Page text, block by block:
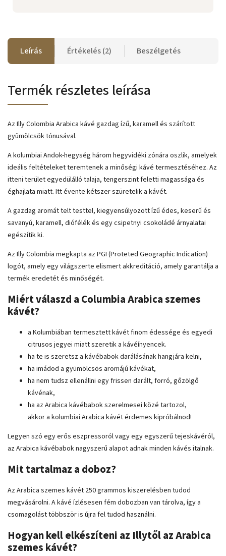
Leírás Értékelés (2) Beszélgetés
Termék részletes leírása
Az Illy Colombia Arabica kávé gazdag ízű, karamell és szárított
gyümölcsök tónusával.
A kolumbiai Andok-hegység három hegyvidéki zónára oszlik, amelyek
ideális feltételeket teremtenek a minőségi kávé termesztéséhez. Az
itteni terület egyedülálló talaja, tengerszint feletti magassága és
éghajlata miatt. Itt évente kétszer szüretelik a kávét.
A gazdag aromát telt testtel, kiegyensúlyozott ízű édes, keserű és
savanyú, karamell, diófélék és egy csipetnyi csokoládé árnyalatai
egészítik ki.
Az Illy Colombia megkapta az PGI (Proteted Geographic Indication)
logót, amely egy világszerte elismert akkreditáció, amely garantálja a
termék eredetét és minőségét.
Miért válaszd a Columbia Arabica szemes
kávét?
a Kolumbiában termesztett kávét finom édessége és egyedi
citrusos jegyei miatt szeretik a kávéínyencek.
ha te is szeretsz a kávébabok darálásának hangjára kelni,
ha imádod a gyümölcsös aromájú kávékat,
ha nem tudsz ellenállni egy frissen darált, forró, gőzölgő
kávénak,
ha az Arabica kávébabok szerelmesei közé tartozol,
akkor a kolumbiai Arabica kávét érdemes kipróbálnod!
Legyen szó egy erős eszpressoról vagy egy egyszerű tejeskávéról,
az Arabica kávébabok nagyszerű alapot adnak minden kávés italnak.
Mit tartalmaz a doboz?
Az Arabica szemes kávét 250 grammos kiszerelésben tudod
megvásárolni. A kávé ízlésesen fém dobozban van tárolva, így a
csomagolást többször is újra fel tudod használni.
Hogyan kell elkészíteni az Illytől az Arabica
szemes kávét?